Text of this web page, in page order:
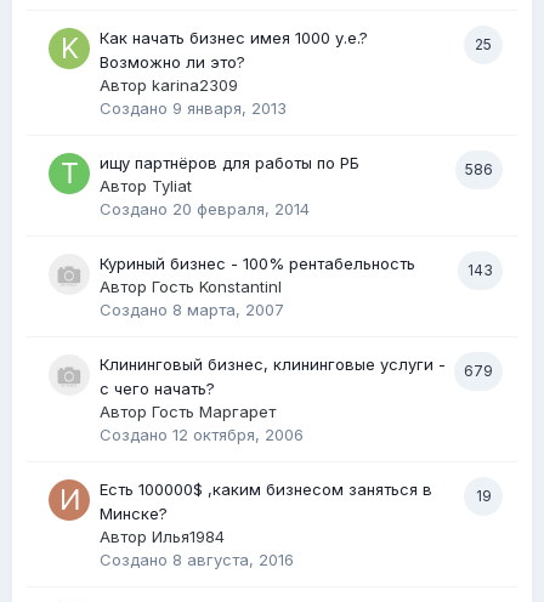
25
Как начать бизнес имея 1000 у.е.?
Возможно ли это?
Автор karina2309
Создано 9 января, 2013
586
ищу партнёров для работы по РБ
Автор Tyliat
Создано 20 февраля, 2014
143
Куриный бизнес - 100% рентабельность
Автор Гость Konstantinl
Создано 8 марта, 2007
679
Клининговый бизнес, клининговые услуги -
с чего начать?
Автор Гость Маргарет
Создано 12 октября, 2006
19
Есть 100000$ ,каким бизнесом заняться в
Минске?
Автор Илья1984
Создано 8 августа, 2016